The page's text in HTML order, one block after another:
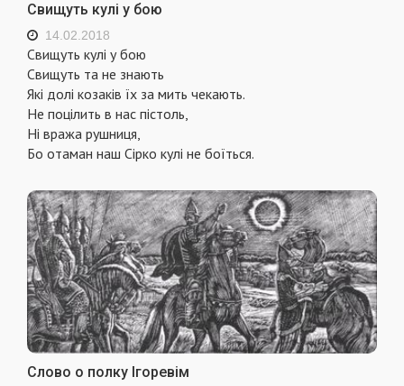
Свищуть кулі у бою
14.02.2018
Свищуть кулі у бою
Свищуть та не знають
Які долі козаків їх за мить чекають.
Не поцілить в нас пістоль,
Ні вража рушниця,
Бо отаман наш Сірко кулі не боїться.
Слово о полку Ігоревім